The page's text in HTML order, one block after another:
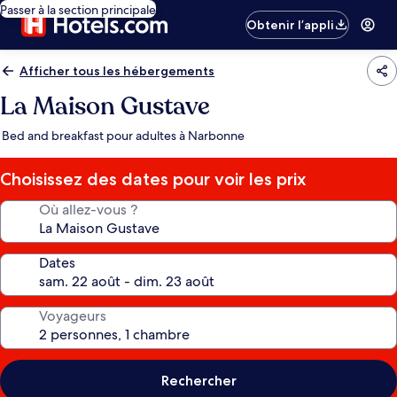
Passer à la section principale
Obtenir l’appli
Afficher tous les hébergements
La Maison Gustave
Bed and breakfast pour adultes à Narbonne
Choisissez des dates pour voir les prix
Où allez-vous ?
Dates
Voyageurs
Rechercher